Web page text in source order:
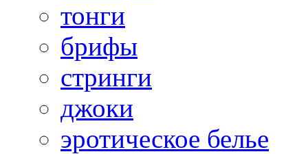
тонги
брифы
стринги
джоки
эротическое белье